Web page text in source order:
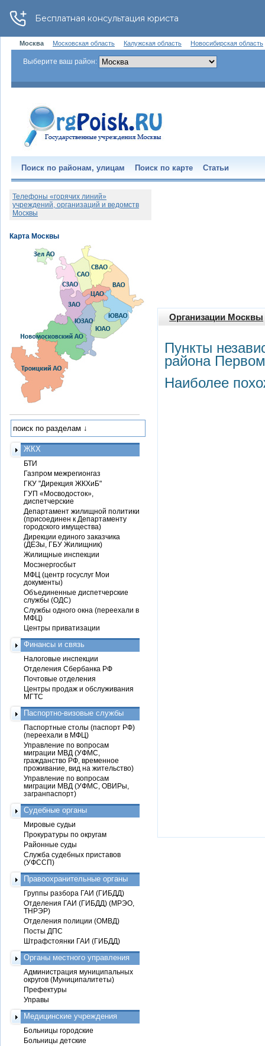
Москва Московская область Калужская область Новосибирская область
Выберите ваш район:
Поиск по районам, улицам Поиск по карте Статьи
Организации Москвы
Пункты
района
Наиболее
Телефоны «горячих линий»
учреждений, организаций и ведомств
Москвы
ЖКХ
БТИ
Газпром межрегионгаз
ГКУ "Дирекция ЖКХиБ"
ГУП «Мосводосток»,
диспетчерские
Департамент жилищной политики
(присоединен к Департаменту
городского имущества)
Дирекции единого заказчика
(ДЕЗы, ГБУ Жилищник)
Жилищные инспекции
Мосэнергосбыт
МФЦ (центр госуслуг Мои
документы)
Объединенные диспетчерские
службы (ОДС)
Службы одного окна (переехали в
МФЦ)
Центры приватизации
Финансы и связь
Налоговые инспекции
Отделения Сбербанка РФ
Почтовые отделения
Центры продаж и обслуживания
МГТС
Паспортно-визовые службы
Паспортные столы (паспорт РФ)
(переехали в МФЦ)
Управление по вопросам
миграции МВД (УФМС,
гражданство РФ, временное
проживание, вид на жительство)
Управление по вопросам
миграции МВД (УФМС, ОВИРы,
загранпаспорт)
Судебные органы
Мировые судьи
Прокуратуры по округам
Районные суды
Служба судебных приставов
(УФССП)
Правоохранительные органы
Группы разбора ГАИ (ГИБДД)
Отделения ГАИ (ГИБДД) (МРЭО,
ТНРЭР)
Отделения полиции (ОМВД)
Посты ДПС
Штрафстоянки ГАИ (ГИБДД)
Органы местного управления
Администрация муниципальных
округов (Муниципалитеты)
Префектуры
Управы
Медицинские учреждения
Больницы городские
Больницы детские